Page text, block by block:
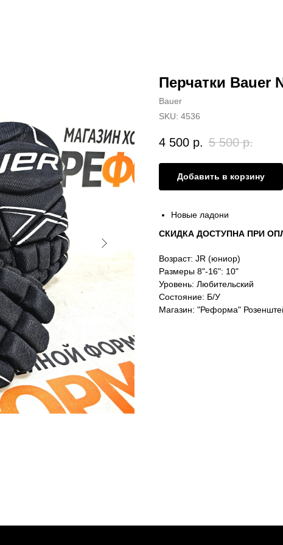
Перчатки Bauer
Bauer
SKU: 4536
4 500 р. 5 500 р.
Добавить в корзину
Новые ладони
СКИДКА ДОСТУПНА ПРИ
Возраст: JR (юниор)
Размеры 8"-16": 10"
Уровень: Любительский
Состояние: Б/У
Магазин: "Реформа"